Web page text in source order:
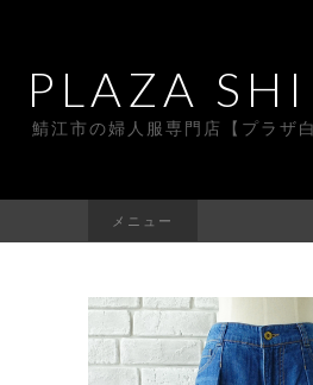
PLAZA
鯖江市の婦人服専門店【プラザ
メニュー